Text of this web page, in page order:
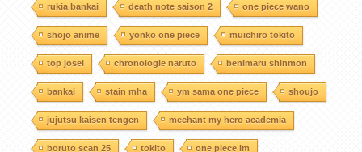
rukia bankai death note saison 2 one piece wano
shojo anime yonko one piece muichiro tokito
top josei chronologie naruto benimaru shinmon
bankai stain mha ym sama one piece shoujo
jujutsu kaisen tengen mechant my hero academia
boruto scan 25 tokito one piece im